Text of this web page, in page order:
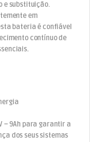
e substituição.
em
bateria é confiável
contínuo de
– 9Ah para garantir a
dos seus sistemas